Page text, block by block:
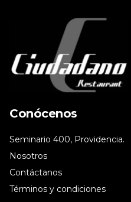
Conócenos
Seminario 400, Providencia.
Nosotros
Contáctanos
Términos y condiciones